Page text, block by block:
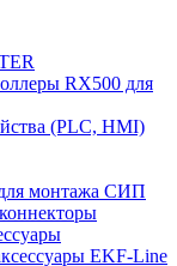
RX500 для
(PLC, HMI)
монтажа СИП
EKF-Line